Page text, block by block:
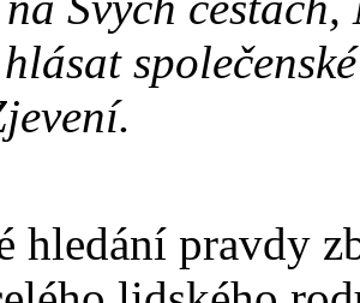
hledání pravdy